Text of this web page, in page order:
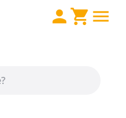
Menü